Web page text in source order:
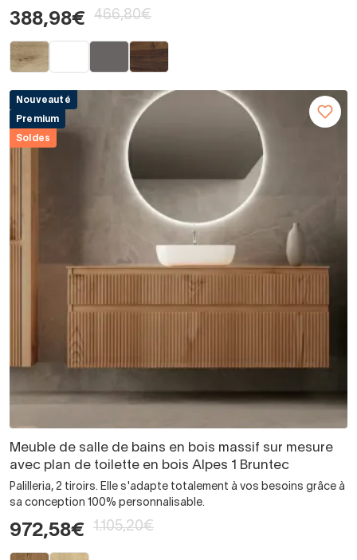
388,98€ 466,80€
Nouveauté
Premium
Soldes
Meuble de salle de bains en bois massif sur mesure
avec plan de toilette en bois Alpes 1 Bruntec
Palilleria, 2 tiroirs. Elle s'adapte totalement à vos besoins grâce à
sa conception 100% personnalisable.
972,58€ 1.105,20€